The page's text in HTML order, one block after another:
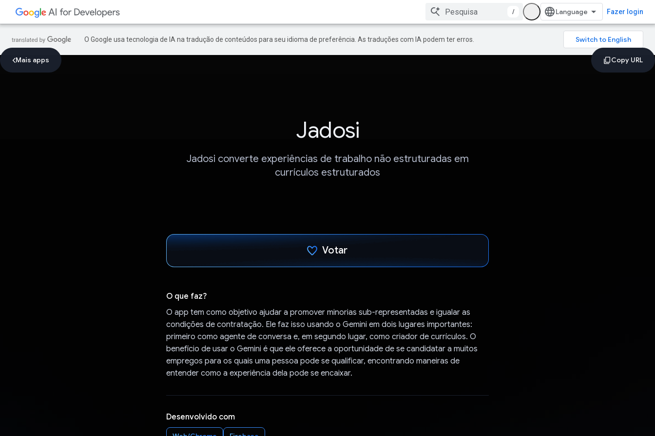
/ Fazer login
O Google usa tecnologia de IA na tradução de conteúdos para seu idioma de preferência. As traduções com IA podem ter erros.
Mais apps
Jadosi
Jadosi converte experiências de trabalho não estruturadas em
currículos estruturados
Votar
O que faz?
O app tem como objetivo ajudar a promover minorias sub-representadas e igualar as
condições de contratação. Ele faz isso usando o Gemini em dois lugares importantes:
primeiro como agente de conversa e, em segundo lugar, como criador de currículos. O
benefício de usar o Gemini é que ele oferece a oportunidade de se candidatar a muitos
empregos para os quais uma pessoa pode se qualificar, encontrando maneiras de
entender como a experiência dela pode se encaixar.
Desenvolvido com